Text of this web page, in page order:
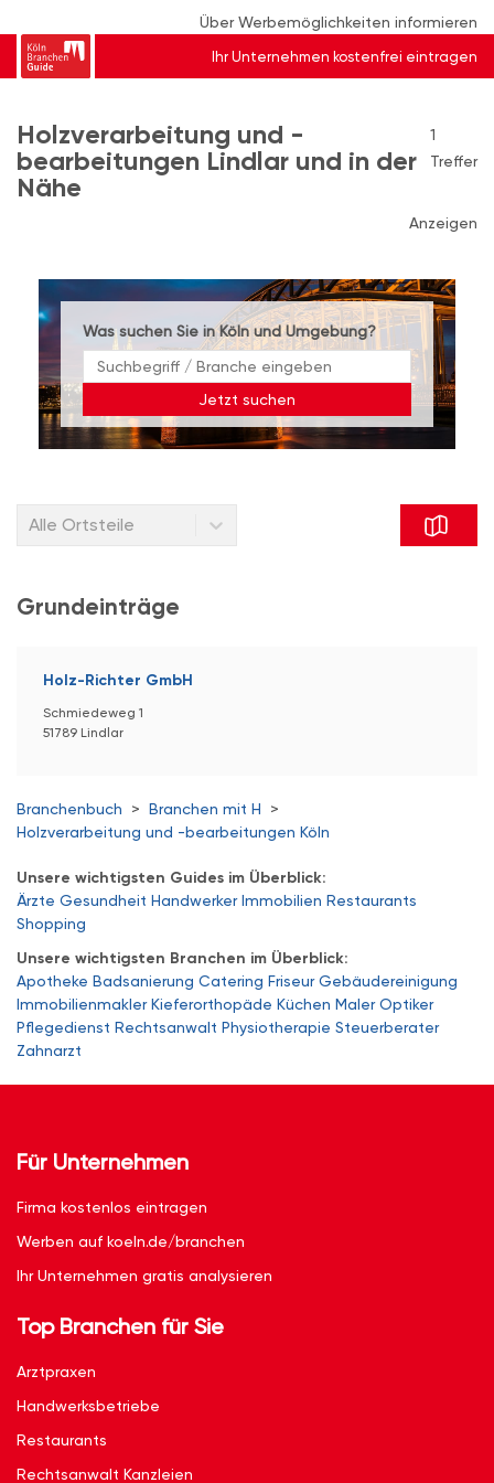
Über Werbemöglichkeiten informieren
Ihr Unternehmen kostenfrei eintragen
Holzverarbeitung und -
bearbeitungen Lindlar und in der
Nähe
1
Treffer
Anzeigen
Was suchen Sie in Köln und Umgebung?
Jetzt suchen
Alle Ortsteile
Grundeinträge
Holz-Richter GmbH
Schmiedeweg 1
51789 Lindlar
Branchenbuch > Branchen mit H
>
Holzverarbeitung und -bearbeitungen Köln
Unsere wichtigsten Guides im Überblick:
Ärzte Gesundheit Handwerker Immobilien Restaurants
Shopping
Unsere wichtigsten Branchen im Überblick:
Apotheke Badsanierung Catering Friseur Gebäudereinigung
Immobilienmakler Kieferorthopäde Küchen Maler Optiker
Pflegedienst Rechtsanwalt Physiotherapie Steuerberater
Zahnarzt
Für Unternehmen
Firma kostenlos eintragen
Werben auf koeln.de/branchen
Ihr Unternehmen gratis analysieren
Top Branchen für Sie
Arztpraxen
Handwerksbetriebe
Restaurants
Rechtsanwalt Kanzleien